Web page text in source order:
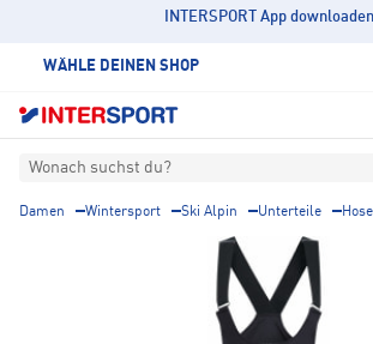
INTERSPORT App downloaden
WÄHLE DEINEN SHOP
Wonach suchst du?
Damen Wintersport Ski Alpin Unterteile